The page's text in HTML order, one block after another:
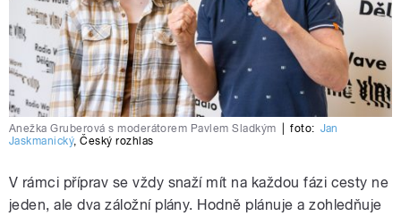
Anežka Gruberová s moderátorem Pavlem Sladkým foto: Jan
Jaskmanický,Český rozhlas
V rámci příprav se vždy snaží mít na každou fázi cesty ne
jeden, ale dva záložní plány. Hodně plánuje a zohledňuje